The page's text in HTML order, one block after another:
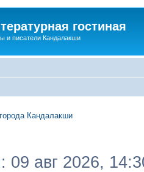
гостиная
и писатели Кандалакши
Кандалакши
09 авг 2026,